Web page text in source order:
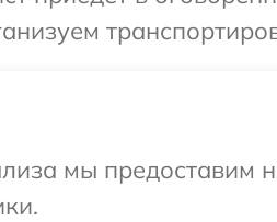
мы предоставим